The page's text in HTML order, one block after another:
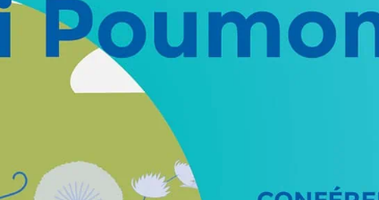
icance – institut de cancérologie